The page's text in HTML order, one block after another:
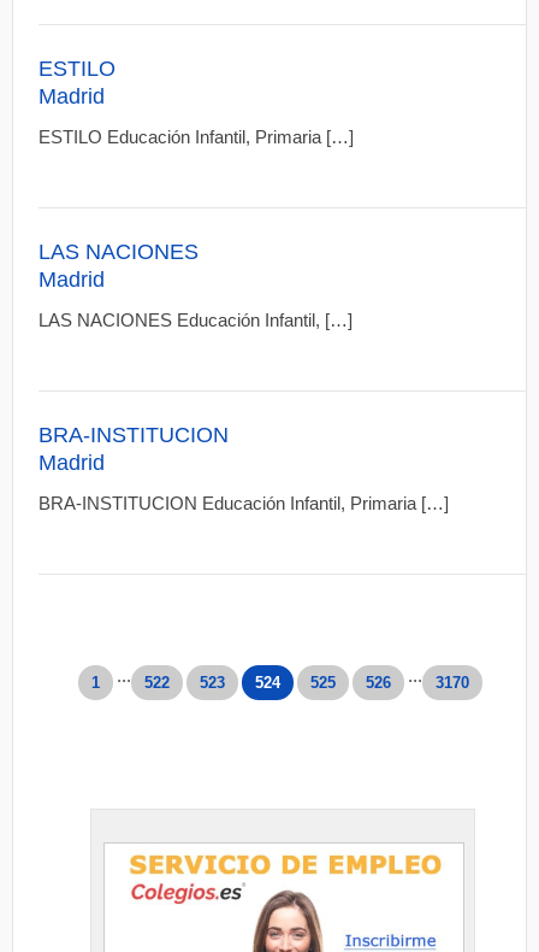
ESTILO
Madrid
ESTILO Educación Infantil, Primaria […]
LAS NACIONES
Madrid
LAS NACIONES Educación Infantil, […]
BRA-INSTITUCION
Madrid
BRA-INSTITUCION Educación Infantil, Primaria […]
1 ... 522 523 524 525 526 ... 3170